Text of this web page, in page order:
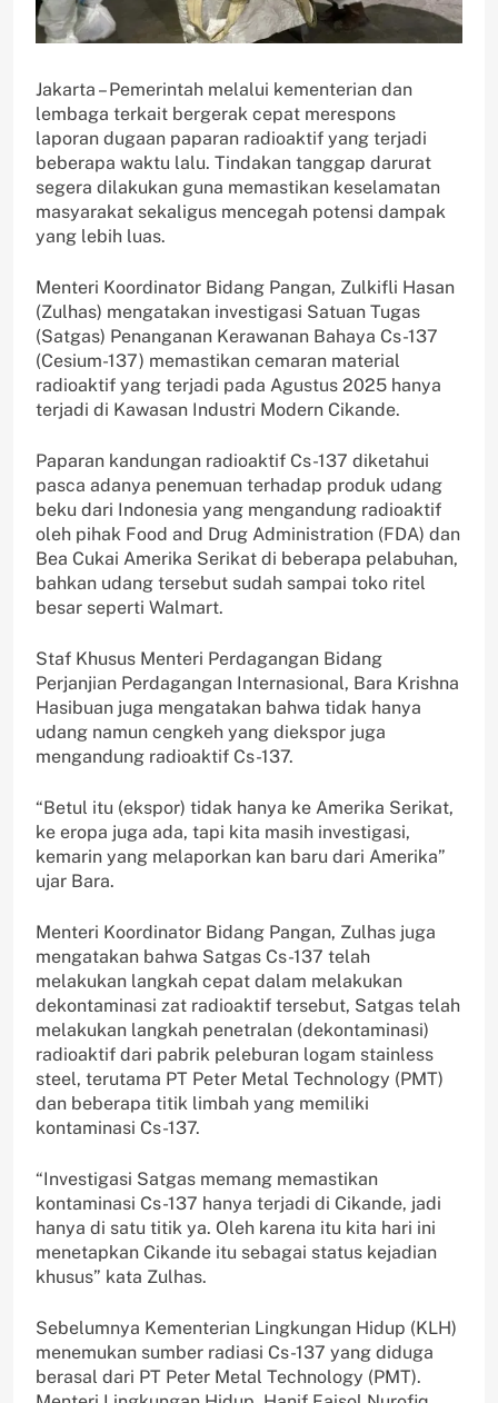
Jakarta – Pemerintah melalui kementerian dan
lembaga terkait bergerak cepat merespons
laporan dugaan paparan radioaktif yang terjadi
beberapa waktu lalu. Tindakan tanggap darurat
segera dilakukan guna memastikan keselamatan
masyarakat sekaligus mencegah potensi dampak
yang lebih luas.
Menteri Koordinator Bidang Pangan, Zulkifli Hasan
(Zulhas) mengatakan investigasi Satuan Tugas
(Satgas) Penanganan Kerawanan Bahaya Cs-137
(Cesium-137) memastikan cemaran material
radioaktif yang terjadi pada Agustus 2025 hanya
terjadi di Kawasan Industri Modern Cikande.
Paparan kandungan radioaktif Cs-137 diketahui
pasca adanya penemuan terhadap produk udang
beku dari Indonesia yang mengandung radioaktif
oleh pihak Food and Drug Administration (FDA) dan
Bea Cukai Amerika Serikat di beberapa pelabuhan,
bahkan udang tersebut sudah sampai toko ritel
besar seperti Walmart.
Staf Khusus Menteri Perdagangan Bidang
Perjanjian Perdagangan Internasional, Bara Krishna
Hasibuan juga mengatakan bahwa tidak hanya
udang namun cengkeh yang diekspor juga
mengandung radioaktif Cs-137.
“Betul itu (ekspor) tidak hanya ke Amerika Serikat,
ke eropa juga ada, tapi kita masih investigasi,
kemarin yang melaporkan kan baru dari Amerika”
ujar Bara.
Menteri Koordinator Bidang Pangan, Zulhas juga
mengatakan bahwa Satgas Cs-137 telah
melakukan langkah cepat dalam melakukan
dekontaminasi zat radioaktif tersebut, Satgas telah
melakukan langkah penetralan (dekontaminasi)
radioaktif dari pabrik peleburan logam stainless
steel, terutama PT Peter Metal Technology (PMT)
dan beberapa titik limbah yang memiliki
kontaminasi Cs-137.
“Investigasi Satgas memang memastikan
kontaminasi Cs-137 hanya terjadi di Cikande, jadi
hanya di satu titik ya. Oleh karena itu kita hari ini
menetapkan Cikande itu sebagai status kejadian
khusus” kata Zulhas.
Sebelumnya Kementerian Lingkungan Hidup (KLH)
menemukan sumber radiasi Cs-137 yang diduga
berasal dari PT Peter Metal Technology (PMT).